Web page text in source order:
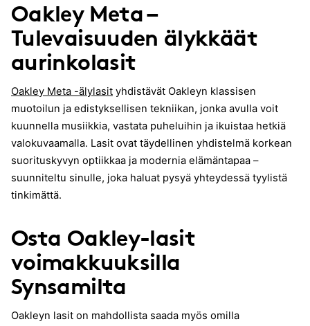
Oakley Meta –
Tulevaisuuden älykkäät
aurinkolasit
Oakley Meta -älylasit yhdistävät Oakleyn klassisen
muotoilun ja edistyksellisen tekniikan, jonka avulla voit
kuunnella musiikkia, vastata puheluihin ja ikuistaa hetkiä
valokuvaamalla. Lasit ovat täydellinen yhdistelmä korkean
suorituskyvyn optiikkaa ja modernia elämäntapaa –
suunniteltu sinulle, joka haluat pysyä yhteydessä tyylistä
tinkimättä.
Osta Oakley-lasit
voimakkuuksilla
Synsamilta
Oakleyn lasit on mahdollista saada myös omilla